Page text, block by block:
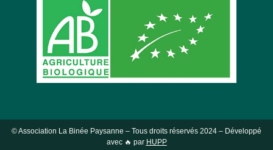
© Association La Binée Paysanne – Tous droits réservés 2024 – Développé
avec 🔥 par HUPP